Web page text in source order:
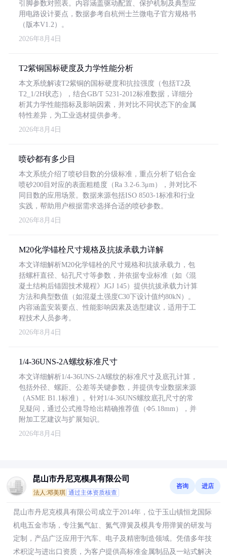
引脚参数对照表。内容涵盖驱动配置、保护机制及典型应
用电路设计要点，数据参考自杭州士兰微电子官方规格书
（版本V1.2）。
2026年8月4日
T2紫铜国标硬度及力学性能分析
本文系统解读T2紫铜的国标硬度和抗拉强度（包括T2及
T2_1/2H状态），结合GB/T 5231-2012标准数据，详细分
析其力学性能指标及影响因素，并对比不同状态下的金属
特性差异，为工业选材提供参考。
2026年8月4日
喷砂都有多少目
本文系统介绍了喷砂目数的分级标准，重点分析了铝合金
喷砂200目对应的表面粗糙度（Ra 3.2-6.3μm），并对比不
同目数的应用场景。数据来源包括ISO 8503-1标准和行业
实践，帮助用户根据需求选择合适的喷砂参数。
2026年8月4日
M20化学锚栓尺寸规格及抗拔承载力详解
本文详细解析M20化学锚栓的尺寸规格和抗拔承载力，包
括螺杆直径、钻孔尺寸等参数，并依据专业标准（如《混
凝土结构后锚固技术规程》JGJ 145）提供抗拔承载力计算
方法和典型数值（如混凝土强度C30下设计值约80kN）。
内容涵盖安装要点、性能影响因素及选型建议，适用于工
程技术人员参考。
2026年8月4日
1/4-36UNS-2A螺纹标准尺寸
本文详细解析1/4-36UNS-2A螺纹的标准尺寸及底孔计算，
包括外径、螺距、公差等关键参数，并提供专业数据来源
（ASME B1.1标准）。针对1/4-36UNS螺纹底孔尺寸的常
见疑问，通过公式推导给出精确推荐值（Φ5.18mm），并
附加工艺建议与扩展知识。
2026年8月4日
昆山市丹尼克模具有限公司
法人:邓美琪 通过主体资质核查
咨询 进店
昆山市丹尼克模具有限公司成立于2014年，位于玉山镇恒龙国际
机电五金市场，专注氮气缸、氮气弹簧及模具专用弹簧的研发与
定制，产品广泛应用于汽车、电子及精密制造领域。凭借多年技
术积淀与进出口资质，为客户提供高标准金属制品及一站式解决